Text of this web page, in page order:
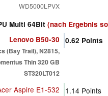
WD5000LPVX
Multi 64Bit (nach Ergebnis
Lenovo B50-30
(Bay Trail), N2815,
Thin 320 GB
ST320LT012
0.62 Points
Aspire E1-532 1.14 Points